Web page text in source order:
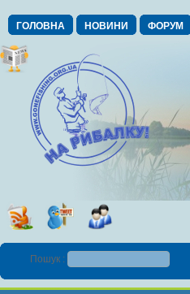
ГОЛОВНА НОВИНИ ФОРУМ
Пошук :